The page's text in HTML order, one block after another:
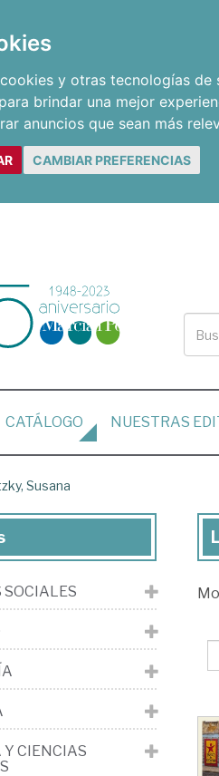
y otras tecnologías de
para brindar una mejor
anuncios que sean más
CAMBIAR PREFERENCIAS
CATÁLOGO NUESTRAS
Susana
Y CIENCIAS